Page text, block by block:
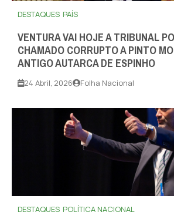
DESTAQUES PAÍS
VENTURA VAI HOJE A TRIBUNAL
CHAMADO CORRUPTO A PINTO
ANTIGO AUTARCA DE ESPINHO
24 Abril, 2026 Folha Nacional
DESTAQUES POLÍTICA NACIONAL